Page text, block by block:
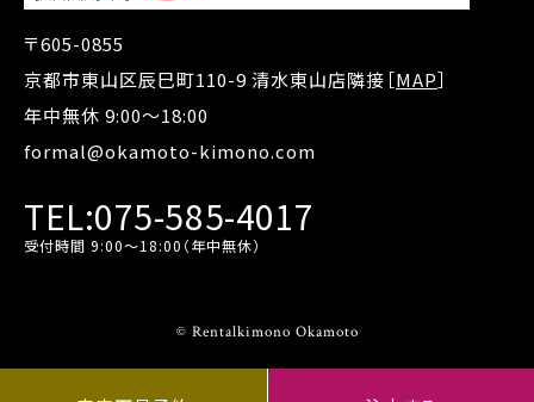
〒605-0855
京都市東山区辰巳町110-9 清水東山店隣接［MAP］
年中無休 9:00～18:00
formal@okamoto-kimono.com
TEL:075-585-4017
受付時間 9:00～18:00（年中無休）
© Rentalkimono Okamoto